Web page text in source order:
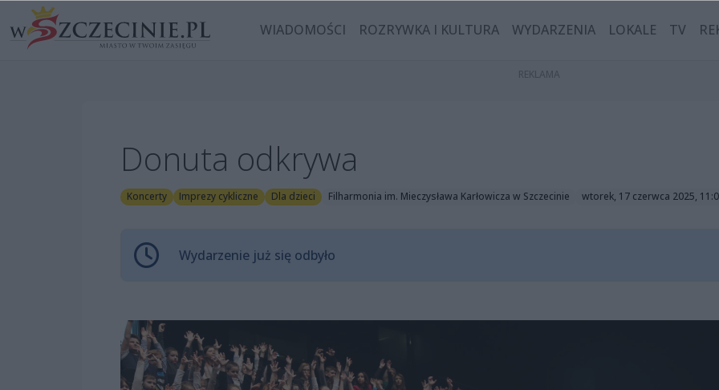
WIADOMOŚCI ROZRYWKA I KULTURA WYDARZENIA LOKALE TV
Donuta odkrywa
Koncerty Imprezy cykliczne Dla dzieci Filharmonia im. Mieczysława Karłowicza w Szczecinie wtorek, 17 czerwca 2025,
Wydarzenie już się odbyło